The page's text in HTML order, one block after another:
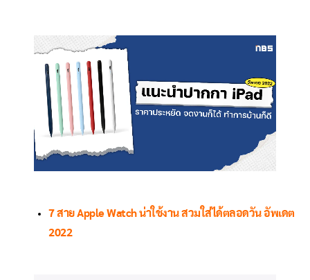
7 สาย Apple Watch น่าใช้งาน สวมใส่ได้ตลอดวัน อัพเดต
2022